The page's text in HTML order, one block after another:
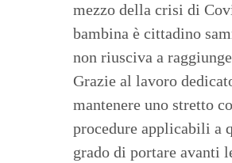
mezzo della crisi di
bambina è cittadino
non riusciva a
Grazie al lavoro
mantenere uno stretto
procedure applicabili a
grado di portare avanti